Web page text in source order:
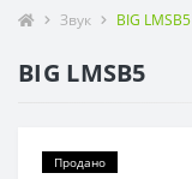
Звук BIG LMSB5
BIG LMSB5
Продано